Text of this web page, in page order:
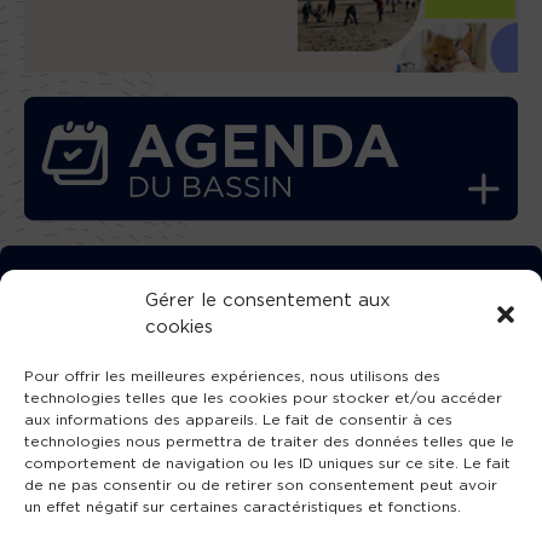
Gérer le consentement aux
cookies
Pour offrir les meilleures expériences, nous utilisons des
technologies telles que les cookies pour stocker et/ou accéder
aux informations des appareils. Le fait de consentir à ces
technologies nous permettra de traiter des données telles que le
comportement de navigation ou les ID uniques sur ce site. Le fait
de ne pas consentir ou de retirer son consentement peut avoir
un effet négatif sur certaines caractéristiques et fonctions.
TÉLÉCHARGEZ GRATUITEMENT
L’APPLICATION TVBA !
SUIVEZ-NOUS !